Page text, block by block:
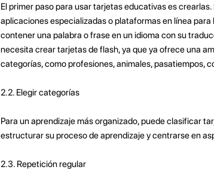
El primer paso para usar tarjetas educativas es
aplicaciones especializadas o plataformas en línea
contener una palabra o frase en un idioma con su
necesita crear tarjetas de flash, ya que ya ofrece una
categorías, como profesiones, animales, pasatiempos,
2.2. Elegir categorías
Para un aprendizaje más organizado, puede clasificar
estructurar su proceso de aprendizaje y centrarse en
2.3. Repetición regular